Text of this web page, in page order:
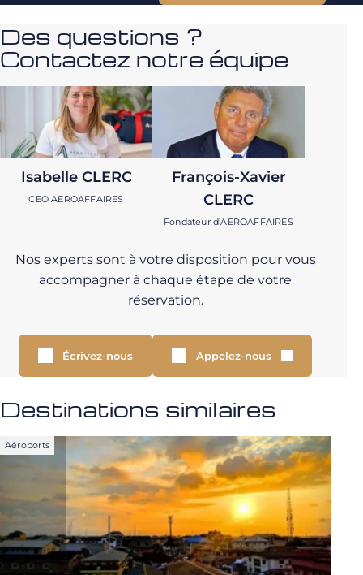
Des questions ?
Contactez notre équipe
Isabelle CLERC
CEO AEROAFFAIRES
François-Xavier
CLERC
Fondateur d’AEROAFFAIRES
Nos experts sont à votre disposition pour vous
accompagner à chaque étape de votre
réservation.
Écrivez-nous Appelez-nous
Destinations similaires
Aéroports